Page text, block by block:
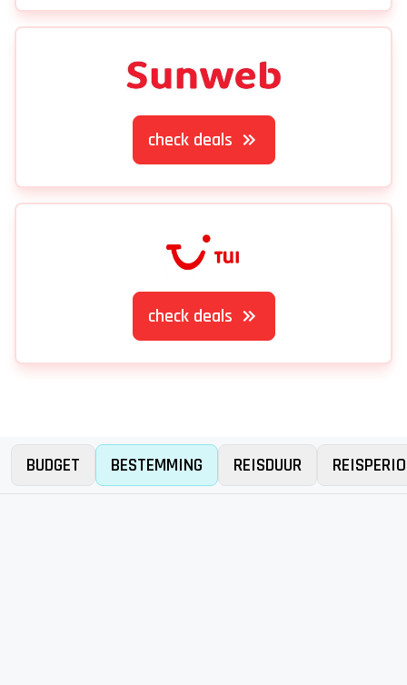
check deals
check deals
BUDGET BESTEMMING REISDUUR